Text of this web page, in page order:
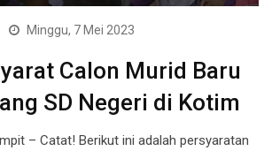
Minggu, 7 Mei 2023
Calon Murid Baru
SD Negeri di Kotim
– Catat! Berikut ini adalah persyaratan